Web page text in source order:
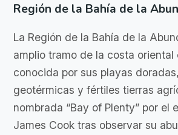
Región de la Bahía de la
La Región de la Bahía de la
amplio tramo de la costa oriental
conocida por sus playas
geotérmicas y fértiles tierras
nombrada “Bay of Plenty” por el
James Cook tras observar su